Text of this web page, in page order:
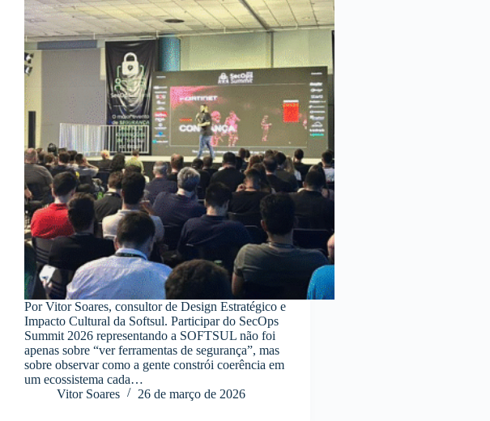
Por Vitor Soares, consultor de Design Estratégico e
Impacto Cultural da Softsul. Participar do SecOps
Summit 2026 representando a SOFTSUL não foi
apenas sobre “ver ferramentas de segurança”, mas
sobre observar como a gente constrói coerência em
um ecossistema cada…
Vitor Soares
26 de março de 2026